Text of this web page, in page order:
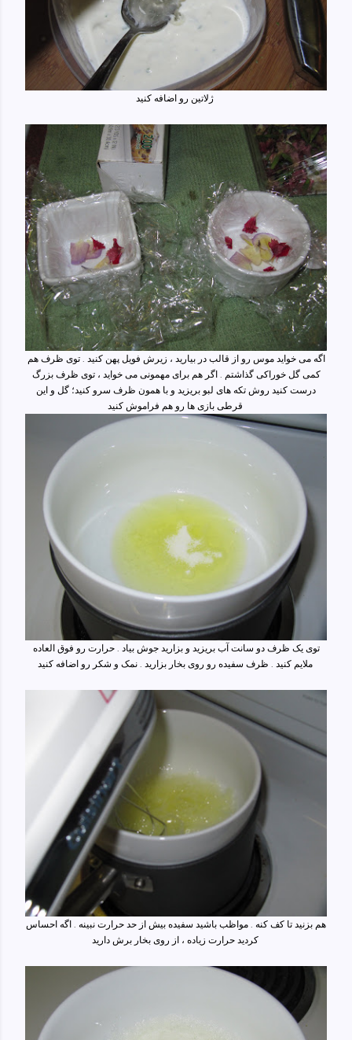
اگه می خواید موس رو از قالب در بیارید ، زیرش فویل پهن کنید . توی ظرف هم
کمی گل خوراکی گذاشتم . اگر هم برای مهمونی می خواید ، توی ظرف بزرگ
درست کنید روش تکه های لبو بریزید و با همون ظرف سرو کنید؛ گل و این
توی یک ظرف دو سانت آب بریزید و بزارید جوش بیاد . حرارت رو فوق العاده
ملایم کنید . ظرف سفیده رو روی بخار بزارید . نمک و شکر رو اضافه کنید
هم بزنید تا کف کنه . مواظب باشید سفیده بیش از حد حرارت نبینه . اگه احساس
کردید حرارت زیاده ، از روی بخار برش دارید